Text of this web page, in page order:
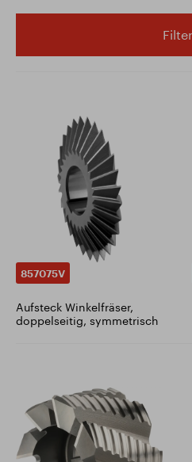
Filter
857075V
Aufsteck Winkelfräser,
doppelseitig, symmetrisch